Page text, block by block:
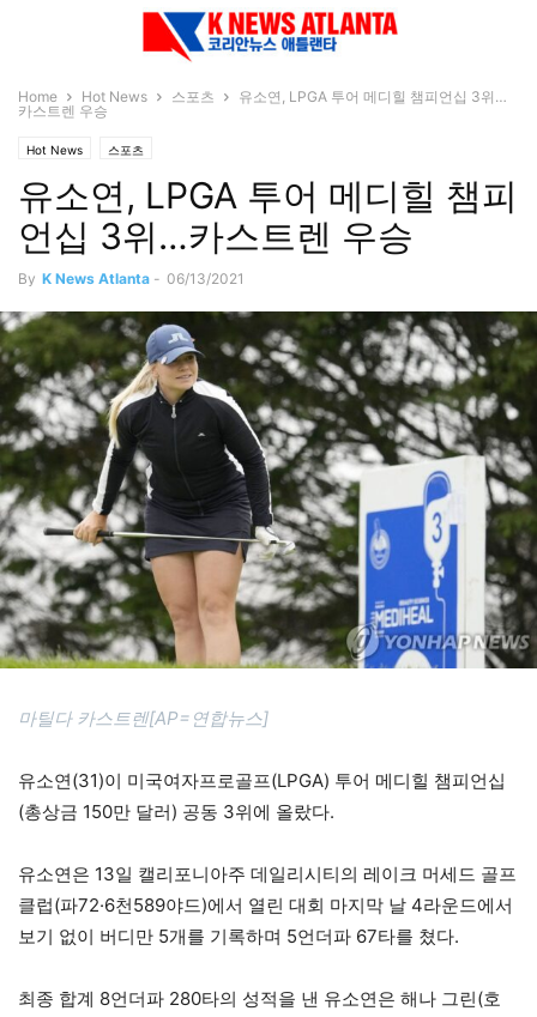
Home Hot News 스포츠
유소연, LPGA 투어 메디힐 챔피언십 3위…
카스트렌 우승
Hot News 스포츠
유소연, LPGA 투어 메디힐 챔피
언십 3위…카스트렌 우승
By K News Atlanta - 06/13/2021
마틸다 카스트렌[AP=연합뉴스]
유소연(31)이 미국여자프로골프(LPGA) 투어 메디힐 챔피언십
(총상금 150만 달러) 공동 3위에 올랐다.
유소연은 13일 캘리포니아주 데일리시티의 레이크 머세드 골프
클럽(파72·6천589야드)에서 열린 대회 마지막 날 4라운드에서
보기 없이 버디만 5개를 기록하며 5언더파 67타를 쳤다.
최종 합계 8언더파 280타의 성적을 낸 유소연은 해나 그린(호